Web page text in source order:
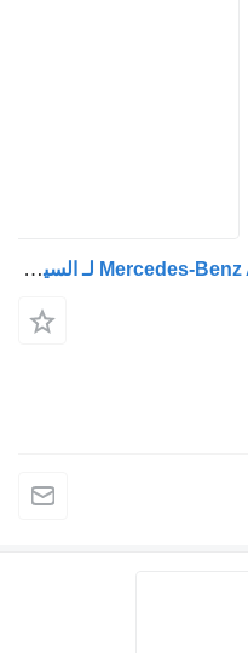
مبيت مرشح الوقود Mercedes-Benz A4730903652 لـ السيارات القاطرة Mercedes-Benz